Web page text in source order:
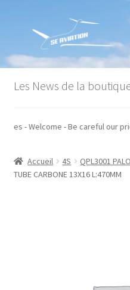
la
navigation
contenu
Accueil
Conditions générales de
Mon compte
Les News de la
taxes - Welcome - Be careful
Accueil 4S QPL3001
TUBE CARBONE 13X16 L:470MM